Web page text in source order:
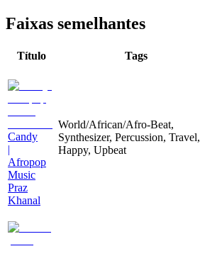
Faixas semelhantes
Título Tags
Candy
|
Afropop
Music
Praz
Khanal
World/African/Afro-Beat,
Synthesizer, Percussion, Travel,
Happy, Upbeat